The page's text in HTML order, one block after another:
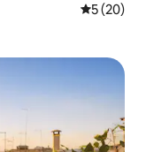
5 av 5 i
5 (20)